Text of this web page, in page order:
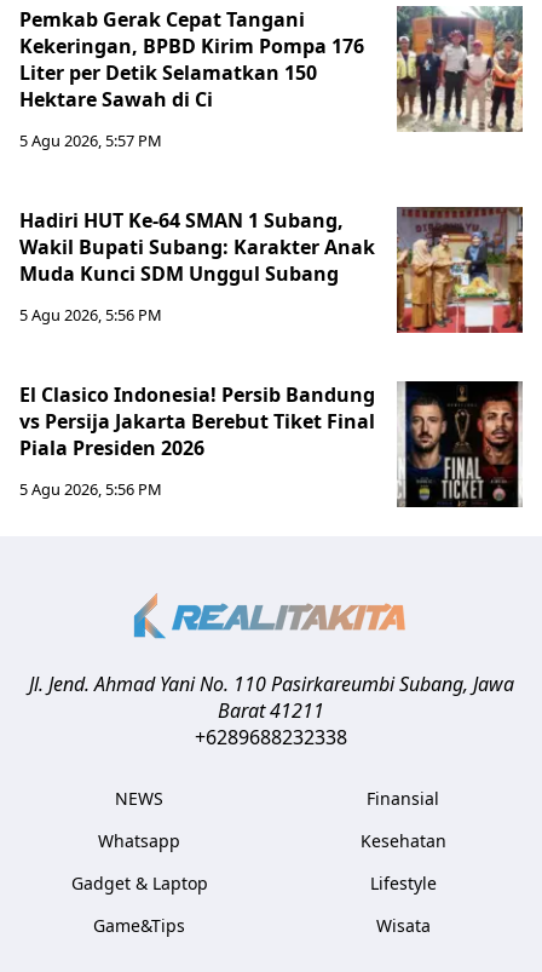
Pemkab Gerak Cepat Tangani
Kekeringan, BPBD Kirim Pompa 176
Liter per Detik Selamatkan 150
Hektare Sawah di Ci
5 Agu 2026, 5:57 PM
Hadiri HUT Ke-64 SMAN 1 Subang,
Wakil Bupati Subang: Karakter Anak
Muda Kunci SDM Unggul Subang
5 Agu 2026, 5:56 PM
El Clasico Indonesia! Persib Bandung
vs Persija Jakarta Berebut Tiket Final
Piala Presiden 2026
5 Agu 2026, 5:56 PM
Jl. Jend. Ahmad Yani No. 110 Pasirkareumbi Subang, Jawa
Barat41211
+6289688232338
NEWS
Whatsapp
Gadget & Laptop
Game&Tips
Finansial
Kesehatan
Lifestyle
Wisata